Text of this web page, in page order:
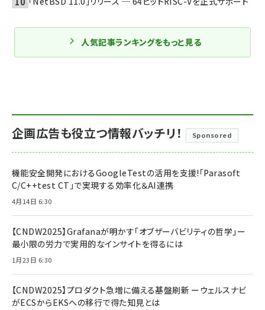
人気記事ランキングをもっと見る
企画広告も役立つ情報バッチリ！ Sponsored
機能安全開発におけるGoogleTestの活用を支援!「Parasoft
C/C++test CT」で実現する効率化＆AI連携
4月14日 6:30
【CNDW2025】Grafanaが明かす「オブザーバビリティの哲学」ー
最小限の労力で実用的なインサイトを得るには
1月23日 6:30
【CNDW2025】プロダクト急増に備える基盤刷新 ーウェルスナビ
がECSからEKSへの移行で得た知見とは